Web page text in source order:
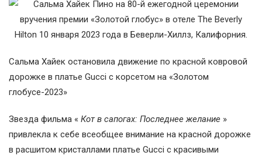
Сальма Хайек остановила движение по красной ковровой
дорожке в платье Gucci с корсетом на «Золотом
глобусе-2023»
Звезда фильма « Кот в сапогах: Последнее желание »
привлекла к себе всеобщее внимание на красной дорожке
в расшитом кристаллами платье Gucci с красивыми